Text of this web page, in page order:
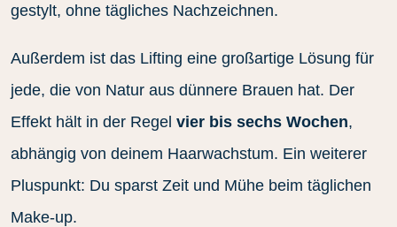
gestylt, ohne tägliches Nachzeichnen.
Außerdem ist das Lifting eine großartige Lösung für
jede, die von Natur aus dünnere Brauen hat. Der
Effekt hält in der Regel vier bis sechs Wochen,
abhängig von deinem Haarwachstum. Ein weiterer
Pluspunkt: Du sparst Zeit und Mühe beim täglichen
Make-up.